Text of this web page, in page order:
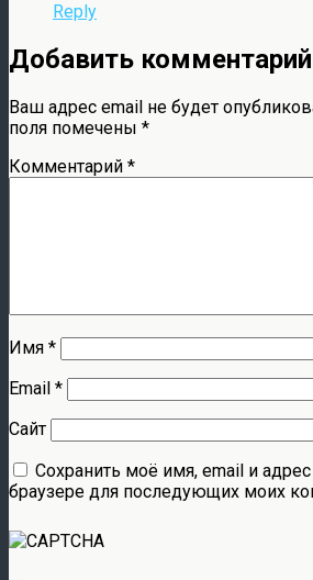
Reply
Добавить комментарий
Ваш адрес email не будет
поля помечены *
Комментарий *
Имя *
Email *
Сайт
Сохранить моё имя, email и
браузере для последующих моих